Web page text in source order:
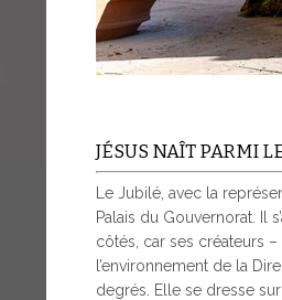
JÉSUS NAÎT PARMI
Le Jubilé, avec la
Palais du Gouvernorat. Il
côtés, car ses créateurs
l’environnement de la
degrés. Elle se dresse